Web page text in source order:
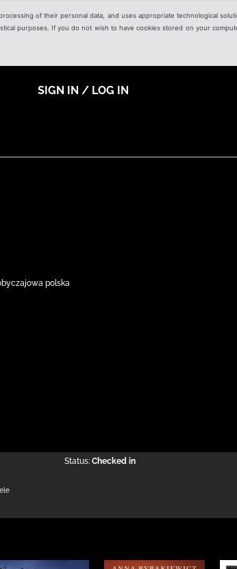
of their personal data, and uses appropriate technological
purposes. If you do not wish to have cookies stored on your
SIGN IN / LOG IN
polska
Status: Checked in